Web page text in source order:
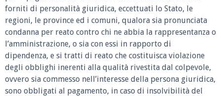
forniti di personalità giuridica, eccettuati lo Stato, le
regioni, le province ed i comuni, qualora sia pronunciata
condanna per reato contro chi ne abbia la rappresentanza o
l’amministrazione, o sia con essi in rapporto di
dipendenza, e si tratti di reato che costituisca violazione
degli obblighi inerenti alla qualità rivestita dal colpevole,
ovvero sia commesso nell’interesse della persona giuridica,
sono obbligati al pagamento, in caso di insolvibilità del